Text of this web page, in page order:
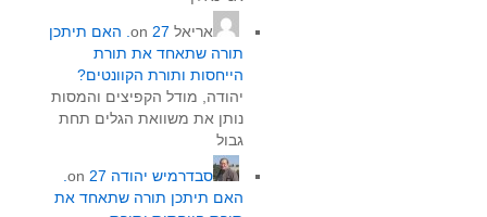
אריאלon
27. האם תיתכן
תורה שתאחד את תורת
הייחסות ותורת הקוונטים?
יהודה, מודל הקפיצים והמסות
נותן את משוואת הגלים תחת
גבול
סבדרמיש יהודה
27.
האם תיתכן תורה שתאחד את